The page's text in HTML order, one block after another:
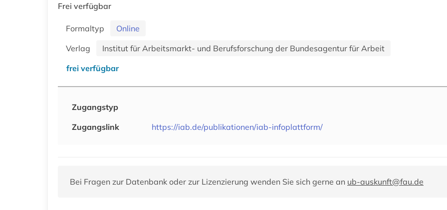
Frei verfügbar
Formaltyp
Online
Verlag
Institut für Arbeitsmarkt- und Berufsforschung der Bundesagentur für Arbeit
frei verfügbar
Zugangstyp
Zugangslink
https://iab.de/publikationen/iab-infoplattform/
Bei Fragen zur Datenbank oder zur Lizenzierung wenden Sie sich gerne an ub-auskunft@fau.de